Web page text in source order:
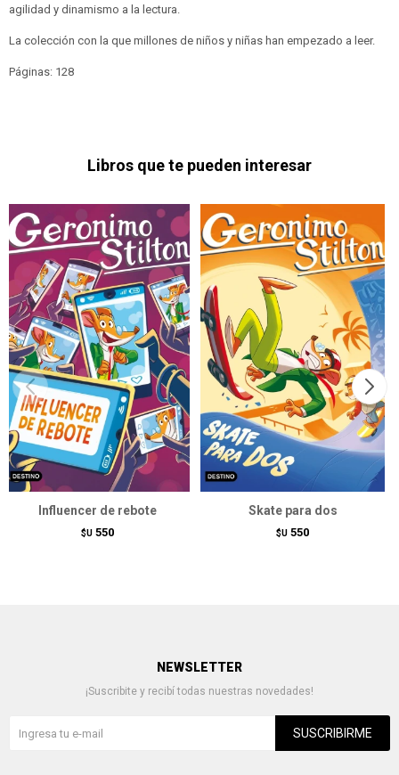
agilidad y dinamismo a la lectura.
La colección con la que millones de niños y niñas han empezado a leer.
Páginas: 128
Libros que te pueden interesar
Influencer de rebote
$U 550
Skate para dos
$U 550
NEWSLETTER
¡Suscribite y recibí todas nuestras novedades!
SUSCRIBIRME